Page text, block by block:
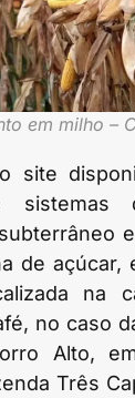
em milho –
site
sistemas
de açúcar,
na
no caso
Alto,
Três